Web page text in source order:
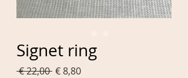
Signet ring
€ 22,00 Normale
€ 8,80Verkoopprijs